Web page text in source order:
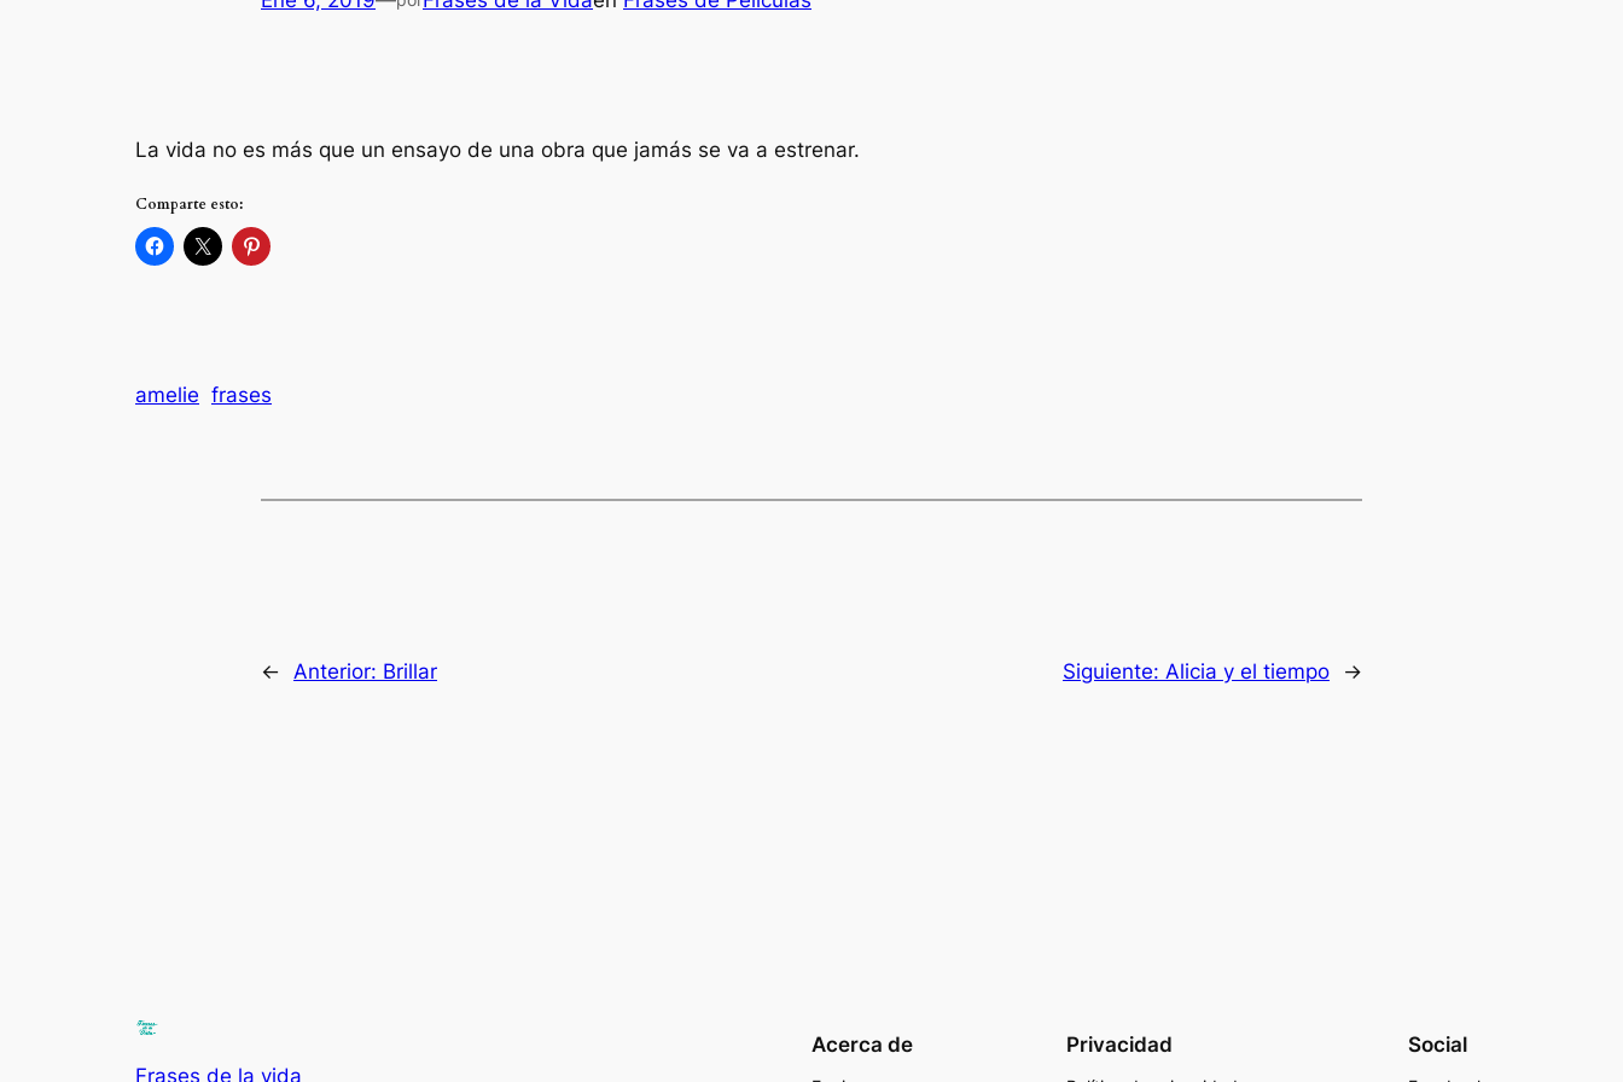
La vida no es más que un ensayo de una obra que jamás se va a estrenar.
Comparte esto:
amelie frases
← Anterior: Brillar Siguiente: Alicia y el tiempo →
Frases de la vida
Acerca de Privacidad Social